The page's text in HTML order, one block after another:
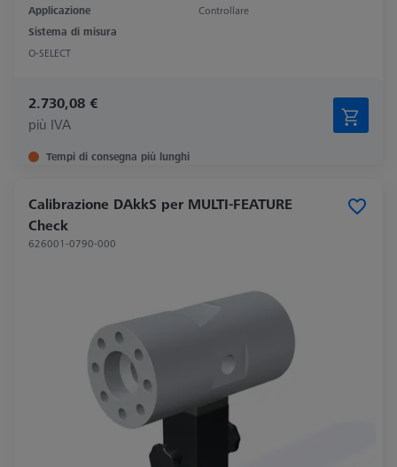
Applicazione
Controllare
Sistema di misura
O-SELECT
2.730,08 €
più IVA
Tempi di consegna più lunghi
Calibrazione DAkkS per MULTI-FEATURE
Check
626001-0790-000